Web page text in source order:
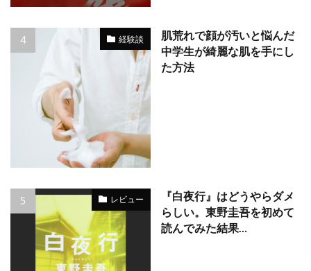
経験談
肌荒れで顔が汚いと悩んだ
中学生が綺麗な肌を手にし
た方法
レビュー
『白夜行』はどうやらダメ
らしい。東野圭吾を初めて
読んでみた結果…